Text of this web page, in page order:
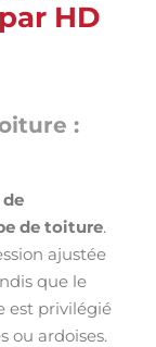
HD
:
de toiture.
ajustée
que le
est privilégié
ou ardoises.